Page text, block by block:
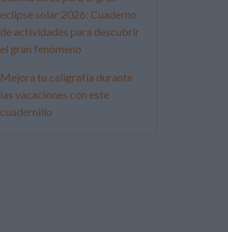
eclipse solar 2026: Cuaderno
de actividades para descubrir
el gran fenómeno
Mejora tu caligrafía durante
las vacaciones con este
cuadernillo